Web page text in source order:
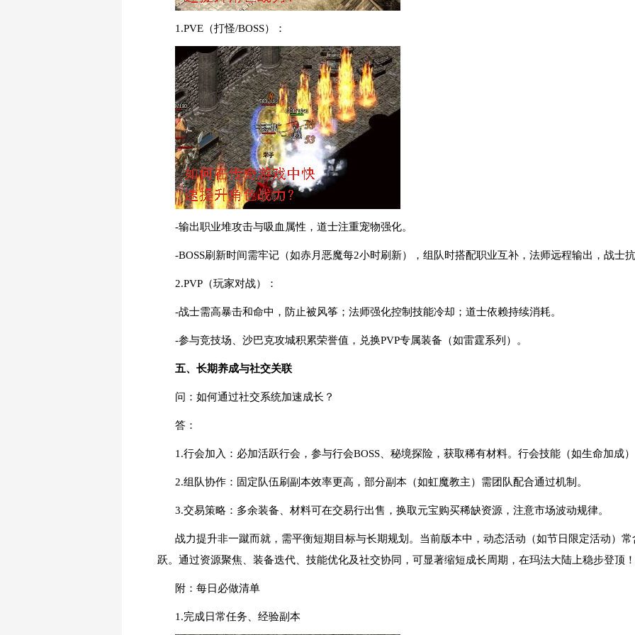
1.PVE（打怪/BOSS）：
-输出职业堆攻击与吸血属性，道士注重宠物强化。
-BOSS刷新时间需牢记（如赤月恶魔每2小时刷新），组队时搭配职业互补，法师远程输出，战士
2.PVP（玩家对战）：
-战士需高暴击和命中，防止被风筝；法师强化控制技能冷却；道士依赖持续消耗。
-参与竞技场、沙巴克攻城积累荣誉值，兑换PVP专属装备（如雷霆系列）。
五、长期养成与社交关联
问：如何通过社交系统加速成长？
答：
1.行会加入：必加活跃行会，参与行会BOSS、秘境探险，获取稀有材料。行会技能（如生命加成
2.组队协作：固定队伍刷副本效率更高，部分副本（如虹魔教主）需团队配合通过机制。
3.交易策略：多余装备、材料可在交易行出售，换取元宝购买稀缺资源，注意市场波动规律。
战力提升非一蹴而就，需平衡短期目标与长期规划。当前版本中，动态活动（如节日限定活动）
跃。通过资源聚焦、装备迭代、技能优化及社交协同，可显著缩短成长周期，在玛法大陆上稳步登顶！
附：每日必做清单
1.完成日常任务、经验副本